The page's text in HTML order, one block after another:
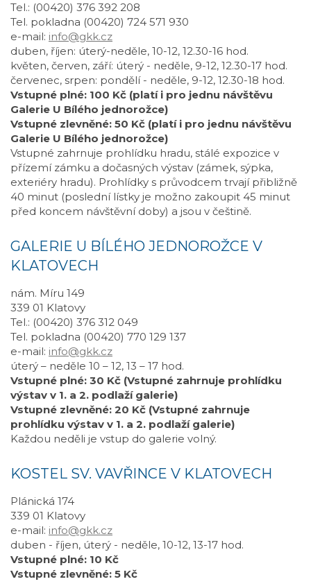
Tel.: (00420) 376 392 208
Tel. pokladna (00420) 724 571 930
e-mail: info@gkk.cz
duben, říjen: úterý-neděle, 10-12, 12.30-16 hod.
květen, červen, září: úterý - neděle, 9-12, 12.30-17 hod.
červenec, srpen: pondělí - neděle, 9-12, 12.30-18 hod.
Vstupné plné: 100 Kč (platí i pro jednu návštěvu
Galerie U Bílého jednorožce)
Vstupné zlevněné: 50 Kč (platí i pro jednu návštěvu
Galerie U Bílého jednorožce)
Vstupné zahrnuje prohlídku hradu, stálé expozice v
přízemí zámku a dočasných výstav (zámek, sýpka,
exteriéry hradu). Prohlídky s průvodcem trvají přibližně
40 minut (poslední lístky je možno zakoupit 45 minut
před koncem návštěvní doby) a jsou v češtině.
GALERIE U BÍLÉHO JEDNOROŽCE V
KLATOVECH
nám. Míru 149
339 01 Klatovy
Tel.: (00420) 376 312 049
Tel. pokladna (00420) 770 129 137
e-mail: info@gkk.cz
úterý – neděle 10 – 12, 13 – 17 hod.
Vstupné plné: 30 Kč (Vstupné zahrnuje prohlídku
výstav v 1. a 2. podlaží galerie)
Vstupné zlevněné: 20 Kč (Vstupné zahrnuje
prohlídku výstav v 1. a 2. podlaží galerie)
Každou neděli je vstup do galerie volný.
KOSTEL SV. VAVŘINCE V KLATOVECH
Plánická 174
339 01 Klatovy
e-mail: info@gkk.cz
duben - říjen, úterý - neděle, 10-12, 13-17 hod.
Vstupné plné: 10 Kč
Vstupné zlevněné: 5 Kč